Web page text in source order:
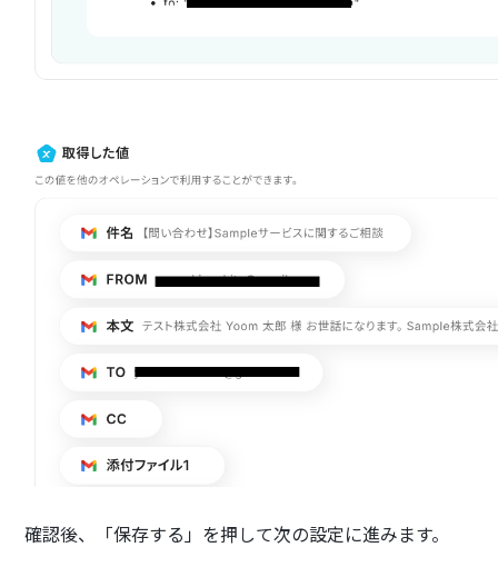
確認後、「保存する」を押して次の設定に進みます。